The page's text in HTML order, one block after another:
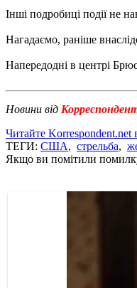
Інші подробиці події не
Нагадаємо, раніше
Напередодні в центрі
Новини від
Читайте Korrespondent.net
ТЕГИ: США, стрельба,
Якщо ви помітили